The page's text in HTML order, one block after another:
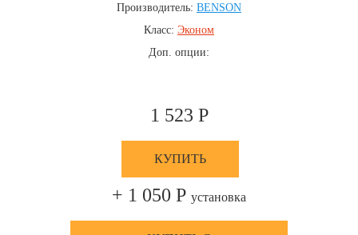
Производитель: BENSON
Класс: Эконом
Доп. опции:
1 523 Р
КУПИТЬ
+ 1 050 Р установка